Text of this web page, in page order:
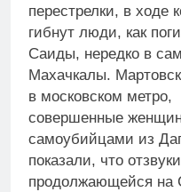
перестрелки, в ходе
гибнут люди, как
Саиды, нередко в
Махачкалы.
в московском метро,
совершенные
самоубийцами из
показали, что отзвуки
продолжающейся на